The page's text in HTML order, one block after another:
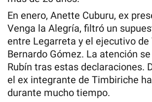
En enero, Anette Cuburu, ex
Venga la Alegría, filtró un
entre Legarreta y el ejecutivo de
Bernardo Gómez. La atención
Rubín tras estas declaraciones.
el ex integrante de Timbiriche
durante mucho tiempo.